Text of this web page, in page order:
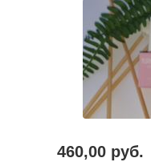
460,00 руб.